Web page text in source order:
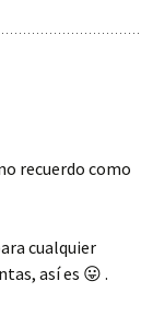
recuerdo como
cualquier
así es 😛 .